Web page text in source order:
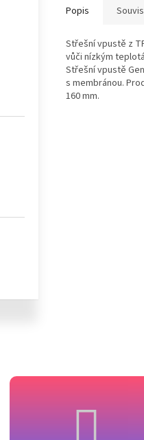
Popis
Střešní vpustě z
vůči nízkým
Střešní vpustě
s membránou.
160 mm.